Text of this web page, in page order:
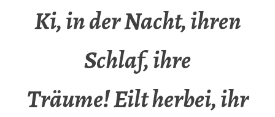
Ki, in der Nacht, ihren
Schlaf, ihre
Träume! Eilt herbei, ihr